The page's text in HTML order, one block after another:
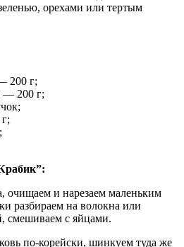
орехами или тертым
200 г;
— 200 г;
очищаем и нарезаем маленьким
разбираем на волокна или
смешиваем с яйцами.
по-корейски, шинкуем туда же